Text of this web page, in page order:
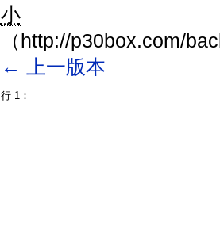
小
（http://p30box.com/
← 上一版本
行 1：